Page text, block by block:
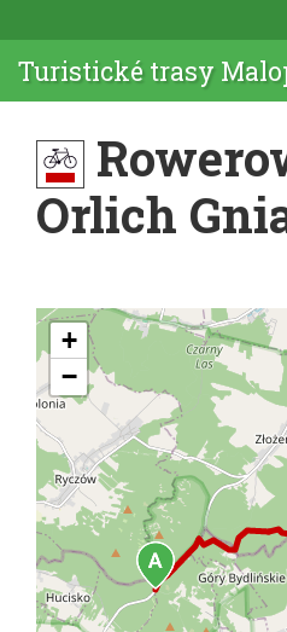
Turistické trasy
Orlich
+
−